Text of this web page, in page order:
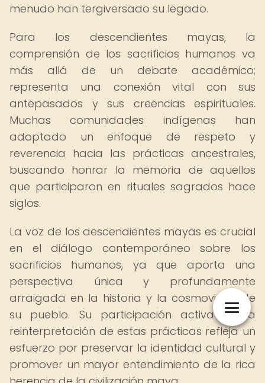
menudo han tergiversado su legado.
Para los descendientes mayas, la
comprensión de los sacrificios humanos va
más allá de un debate académico;
representa una conexión vital con sus
antepasados y sus creencias espirituales.
Muchas comunidades indígenas han
adoptado un enfoque de respeto y
reverencia hacia las prácticas ancestrales,
buscando honrar la memoria de aquellos
que participaron en rituales sagrados hace
siglos.
La voz de los descendientes mayas es crucial
en el diálogo contemporáneo sobre los
sacrificios humanos, ya que aporta una
perspectiva única y profundamente
arraigada en la historia y la cosmovisión de
su pueblo. Su participación activa en la
reinterpretación de estas prácticas refleja un
esfuerzo por preservar la identidad cultural y
promover un mayor entendimiento de la rica